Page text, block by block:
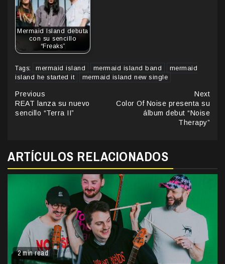
Mermaid Island debuta
con su sencillo
“Freaks”
Tags: mermaid island mermaid island band
mermaid
island he started it
mermaid island new single
Continue
Reading
Previous
REAT lanza su nuevo
sencillo “Terra II”
Next
Color Of Noise presenta su
álbum debut “Noise
Therapy”
ARTÍCULOS RELACIONADOS
2 min read